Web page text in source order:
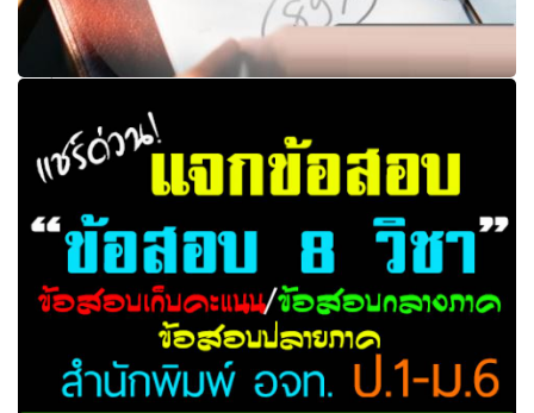
แชร์ด่วน! รูปแบบข้อสอบ และจํานวนข้อสอบO-NET ม. 6 ปี
การศึกษา 2560